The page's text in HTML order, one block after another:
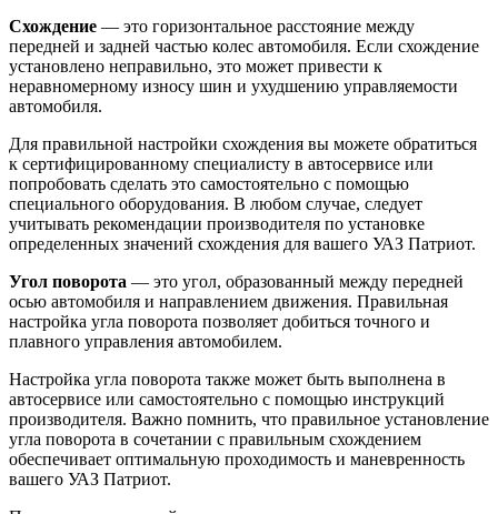
Схождение — это горизонтальное расстояние между
передней и задней частью колес автомобиля. Если схождение
установлено неправильно, это может привести к
неравномерному износу шин и ухудшению управляемости
автомобиля.
Для правильной настройки схождения вы можете обратиться
к сертифицированному специалисту в автосервисе или
попробовать сделать это самостоятельно с помощью
специального оборудования. В любом случае, следует
учитывать рекомендации производителя по установке
определенных значений схождения для вашего УАЗ Патриот.
Угол поворота — это угол, образованный между передней
осью автомобиля и направлением движения. Правильная
настройка угла поворота позволяет добиться точного и
плавного управления автомобилем.
Настройка угла поворота также может быть выполнена в
автосервисе или самостоятельно с помощью инструкций
производителя. Важно помнить, что правильное установление
угла поворота в сочетании с правильным схождением
обеспечивает оптимальную проходимость и маневренность
вашего УАЗ Патриот.